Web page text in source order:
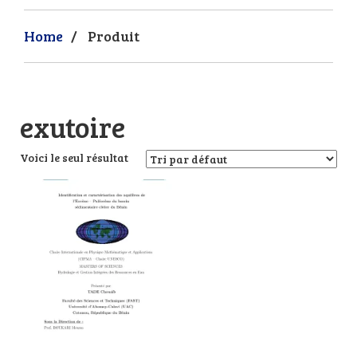
Home / Produit
exutoire
Voici le seul résultat